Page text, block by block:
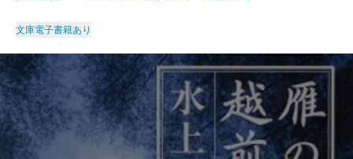
文庫電子書籍あり